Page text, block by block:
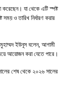
করেছেন। যা থেকে এটি স্পষ্ট
সময় ও তারিখ নির্ধারণ করার
মুহাম্মদ ইউনূস বলেন, আগামী
আয়োজন করা যেতে পারে।
শেষ থেকে ২০২৬ সালের